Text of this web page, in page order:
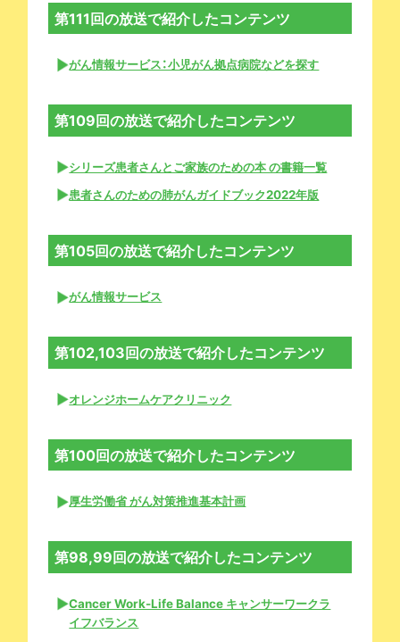
第111回の放送で紹介したコンテンツ
がん情報サービス：小児がん拠点病院などを探す
第109回の放送で紹介したコンテンツ
シリーズ患者さんとご家族のための本 の書籍一覧
患者さんのための肺がんガイドブック2022年版
第105回の放送で紹介したコンテンツ
がん情報サービス
第102,103回の放送で紹介したコンテンツ
オレンジホームケアクリニック
第100回の放送で紹介したコンテンツ
厚生労働省 がん対策推進基本計画
第98,99回の放送で紹介したコンテンツ
Cancer Work-Life Balance キャンサーワークラ
イフバランス